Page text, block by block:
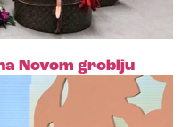
Novom groblju